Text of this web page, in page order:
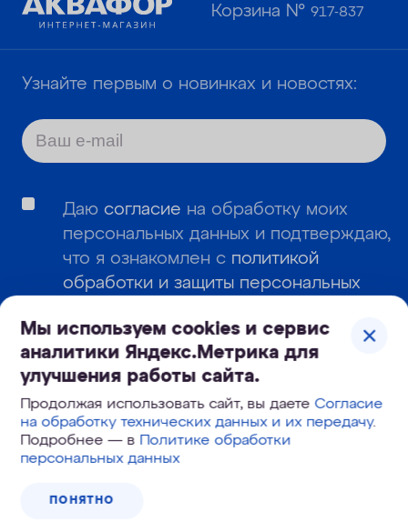
Мы используем cookies и сервис
аналитики Яндекс.Метрика для
улучшения работы сайта.
Продолжая использовать сайт, вы даетеСогласие
на обработку технических данных и их передачу.
Подробнее — в Политике обработки
персональных данных
ПОНЯТНО
Корзина №917-837
Узнайте первым о новинках и новостях:
Даю согласие на обработку моих
персональных данных и подтверждаю,
что я ознакомлен с политикой
обработки и защиты персональных
Даю согласиена получение
информационных и рекламных